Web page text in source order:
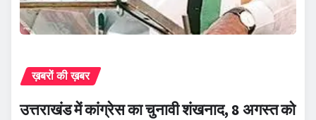
ख़बरों की ख़बर
उत्तराखंड में कांग्रेस का चुनावी शंखनाद, 8 अगस्त को